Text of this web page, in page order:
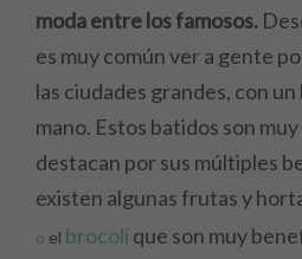
moda entre los famosos.
es muy común ver a gente
las ciudades grandes, con
mano. Estos batidos son
destacan por sus múltiples
existen algunas frutas y
o el brocolíque son muy